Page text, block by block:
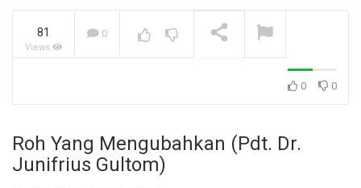
Jangan Biarkan Masa Lalu,
Depanmu! (Ibu Siane)
81
Views
0
0 0
Roh Yang Mengubahkan (Pdt. Dr.
Junifrius Gultom)